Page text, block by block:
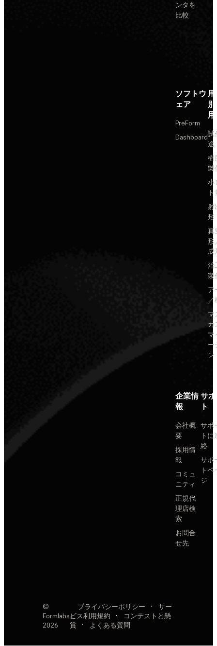
ンタを
比較
ソフトウ
ェア
PreForm
Dashboard試
途
樹
製
小
射
形
真
形
成
治
製
ア
／
マ
カ
マ
ー
ン
企業情
報
会社概
要
採用情
報
コミュ
ニティ
正規代
理店検
索
お問合
せ先
サ
ト
サポ
トに
絡
サポ
トペ
ジ
©
Formlabs
2026
プライバシーポリシー ·
サー
ビス利用規約
·
コンテストと懸
賞
· よくある質問